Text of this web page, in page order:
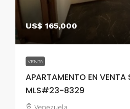
US$ 165,000
VENTA
APARTAMENTO EN VENTA
MLS#23-8329
Venezuela